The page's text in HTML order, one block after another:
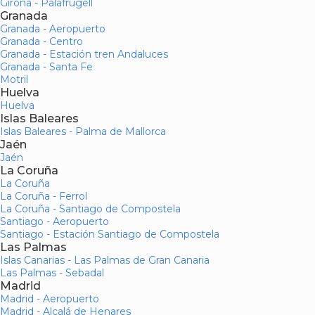
Girona - Palafrugell
Granada
Granada - Aeropuerto
Granada - Centro
Granada - Estación tren Andaluces
Granada - Santa Fe
Motril
Huelva
Huelva
Islas Baleares
Islas Baleares - Palma de Mallorca
Jaén
Jaén
La Coruña
La Coruña
La Coruña - Ferrol
La Coruña - Santiago de Compostela
Santiago - Aeropuerto
Santiago - Estación Santiago de Compostela
Las Palmas
Islas Canarias - Las Palmas de Gran Canaria
Las Palmas - Sebadal
Madrid
Madrid - Aeropuerto
Madrid - Alcalá de Henares